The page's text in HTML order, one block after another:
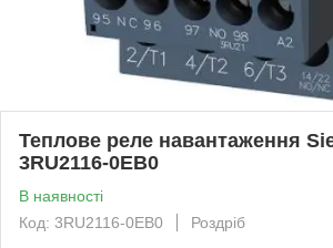
Теплове реле навантаження
3RU2116-0EB0
В наявності
Код: 3RU2116-0EB0
Роздріб